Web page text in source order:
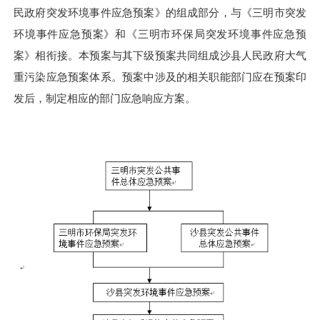
民政府突发环境事件应急预案》的组成部分，与《三明市突发
环境事件应急预案》和《三明市环保局突发环境事件应急预
案》相衔接。本预案与其下级预案共同组成沙县人民政府大气
重污染应急预案体系。预案中涉及的相关职能部门应在预案印
发后，制定相应的部门应急响应方案。